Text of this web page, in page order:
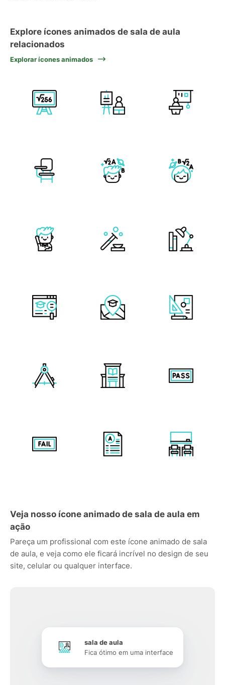
Explore ícones animados de sala de aula
relacionados
Explorar ícones animados
Veja nosso ícone animado de sala de aula em
ação
Pareça um profissional com este ícone animado de sala
de aula, e veja como ele ficará incrível no design de seu
site, celular ou qualquer interface.
sala de aula
Fica ótimo em uma interface